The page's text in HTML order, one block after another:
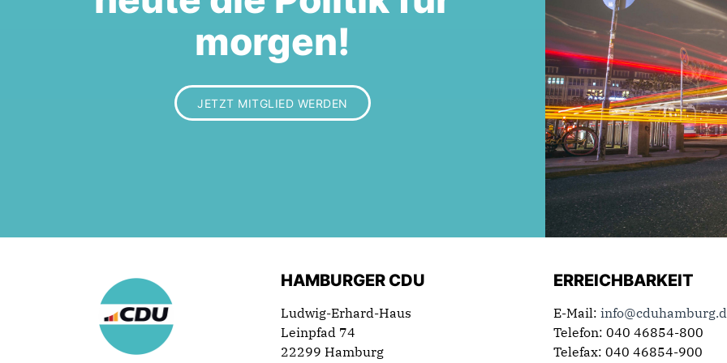
morgen!
JETZT MITGLIED WERDEN
HAMBURGER CDU
Ludwig-Erhard-Haus
Leinpfad 74
22299 Hamburg
ERREICHBARKEIT
E-Mail:
Telefon: 040 46854-800
Telefax: 040 46854-900